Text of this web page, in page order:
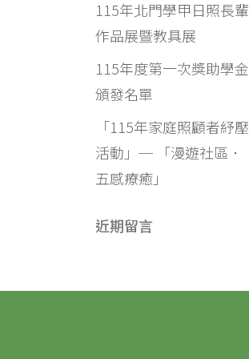
115年北門學甲日照長輩
作品展暨教具展
115年度第一次獎助學金
頒發名單
「115年家庭照顧者紓壓
活動」─ 「漫遊社區．
五感療癒」
近期留言